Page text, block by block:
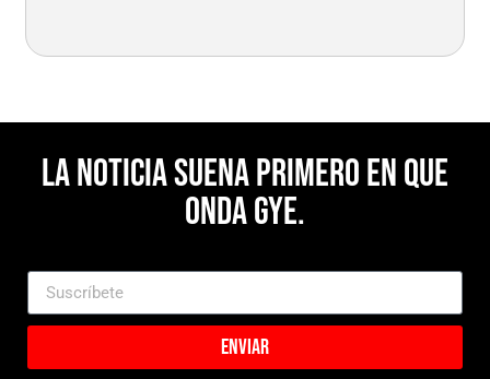
La noticia suena primero en Que
Onda Gye.
Enviar